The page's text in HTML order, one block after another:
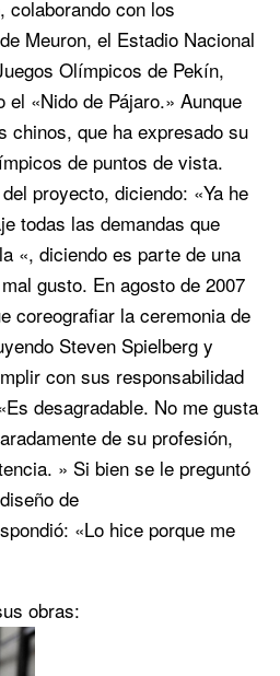
con los
Meuron, el Estadio Nacional
Olímpicos de Pekín,
«Nido de Pájaro.» Aunque
chinos, que ha expresado su
de puntos de vista.
proyecto, diciendo: «Ya he
todas las demandas que
«, diciendo es parte de una
gusto. En agosto de 2007
coreografiar la ceremonia de
Steven Spielberg y
con sus responsabilidad
desagradable. No me gusta
de su profesión,
» Si bien se le preguntó
de
«Lo hice porque me
obras: